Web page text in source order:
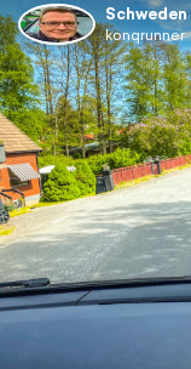
Schweden
konqrunner